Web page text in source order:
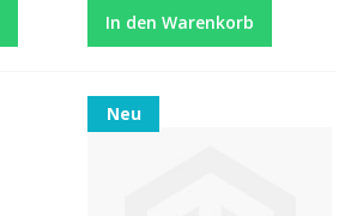
In den Warenkorb
Neu